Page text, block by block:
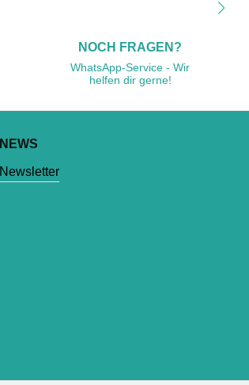
NOCH FRAGEN?
WhatsApp-Service - Wir
helfen dir gerne!
NEWS
Newsletter